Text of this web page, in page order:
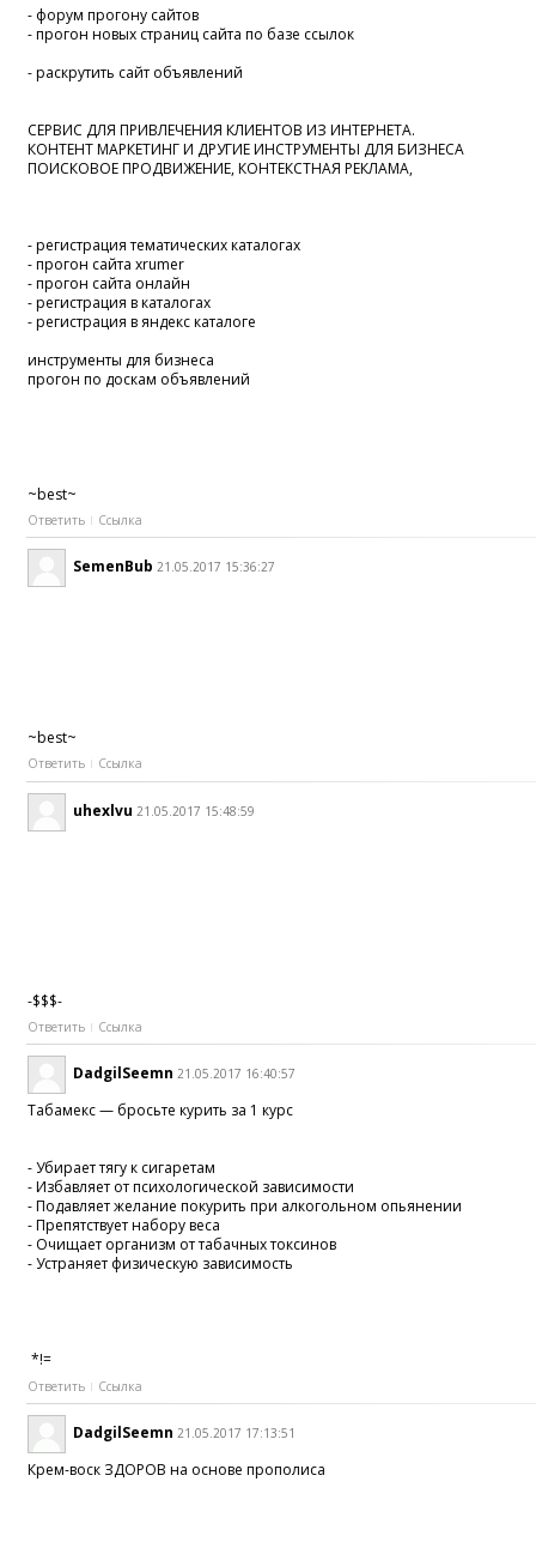
- форум прогону сайтов
- прогон новых страниц сайта по базе ссылок
- раскрутить сайт объявлений
СЕРВИС ДЛЯ ПРИВЛЕЧЕНИЯ КЛИЕНТОВ ИЗ ИНТЕРНЕТА.
КОНТЕНТ МАРКЕТИНГ И ДРУГИЕ ИНСТРУМЕНТЫ ДЛЯ БИЗНЕСА
ПОИСКОВОЕ ПРОДВИЖЕНИЕ, КОНТЕКСТНАЯ РЕКЛАМА,
- регистрация тематических каталогах
- прогон сайта xrumer
- прогон сайта онлайн
- регистрация в каталогах
- регистрация в яндекс каталоге
инструменты для бизнеса
прогон по доскам объявлений
~best~
Ответить Ссылка
SemenBub 21.05.2017 15:36:27
~best~
Ответить Ссылка
uhexlvu 21.05.2017 15:48:59
-$$$-
Ответить Ссылка
DadgilSeemn 21.05.2017 16:40:57
Табамекс — бросьте курить за 1 курс
- Убирает тягу к сигаретам
- Избавляет от психологической зависимости
- Подавляет желание покурить при алкогольном опьянении
- Препятствует набору веса
- Очищает организм от табачных токсинов
- Устраняет физическую зависимость
*!=
Ответить Ссылка
DadgilSeemn 21.05.2017 17:13:51
Крем-воск ЗДОРОВ на основе прополиса